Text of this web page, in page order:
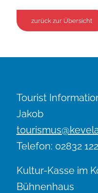
zurück zur Übersicht
Tourist
Jakob
Telefon: 02832
Kultur-Kasse im
Bühnenhaus